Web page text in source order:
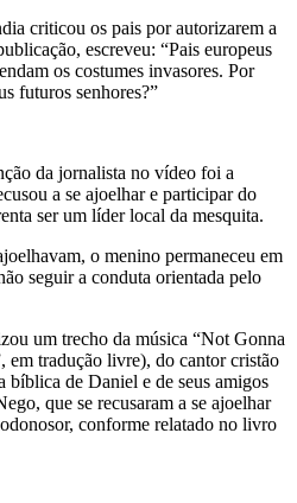
criticou os pais por autorizarem a
escreveu: “Pais europeus
os costumes invasores. Por
futuros senhores?”
da jornalista no vídeo foi a
a se ajoelhar e participar do
ser um líder local da mesquita.
o menino permaneceu em
seguir a conduta orientada pelo
um trecho da música “Not Gonna
tradução livre), do cantor cristão
bíblica de Daniel e de seus amigos
que se recusaram a se ajoelhar
conforme relatado no livro